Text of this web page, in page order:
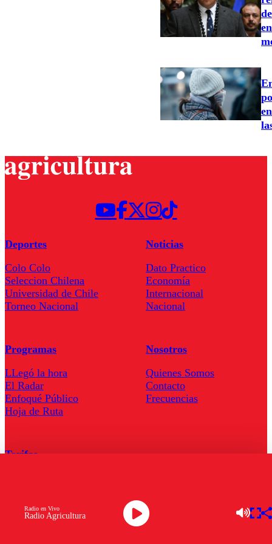
Radio Agricultura
Radio en Vivo
Deportes
Colo Colo
Seleccion Chilena
Universidad de Chile
Torneo Nacional
Noticias
Dato Practico
Economía
Internacional
Nacional
Programas
LLegó la hora
El Radar
Enfoqué Público
Hoja de Ruta
Nosotros
Quienes Somos
Contacto
Frecuencias
Tarifas